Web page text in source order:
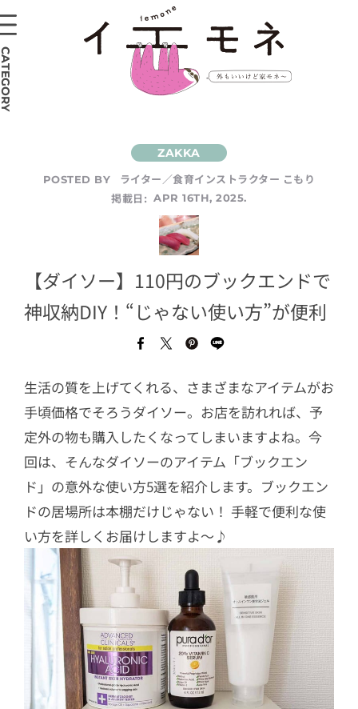
POSTED BY
ライター／食育インストラクター こもり
掲載日: APR 16TH, 2025.
【ダイソー】110円のブックエンドで
神収納DIY！“じゃない使い方”が便利
生活の質を上げてくれる、さまざまなアイテムがお
手頃価格でそろうダイソー。お店を訪れれば、予
定外の物も購入したくなってしまいますよね。今
回は、そんなダイソーのアイテム「ブックエン
ド」の意外な使い方5選を紹介します。ブックエン
ドの居場所は本棚だけじゃない！ 手軽で便利な使
い方を詳しくお届けしますよ〜♪